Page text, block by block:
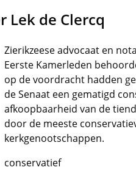
Lek de Clercq
Zierikzeese advocaat en
Eerste Kamerleden
op de voordracht hadden
de Senaat een gematigd
afkoopbaarheid van de
door de meeste
kerkgenootschappen.
conservatief